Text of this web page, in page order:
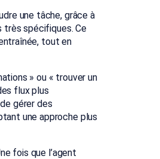
une tâche, grâce à
très spécifiques. Ce
tout en
» ou « trouver un
flux plus
gérer des
une approche plus
fois que l’agent